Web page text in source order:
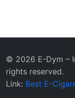
© 2026 E-Dym –
rights reserved.
Link: Best E-